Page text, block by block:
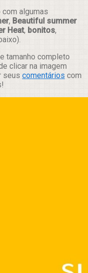
algumas
, Beautiful summer
Heat, bonitos,
tamanho completo
clicar na imagem
seus comentários com